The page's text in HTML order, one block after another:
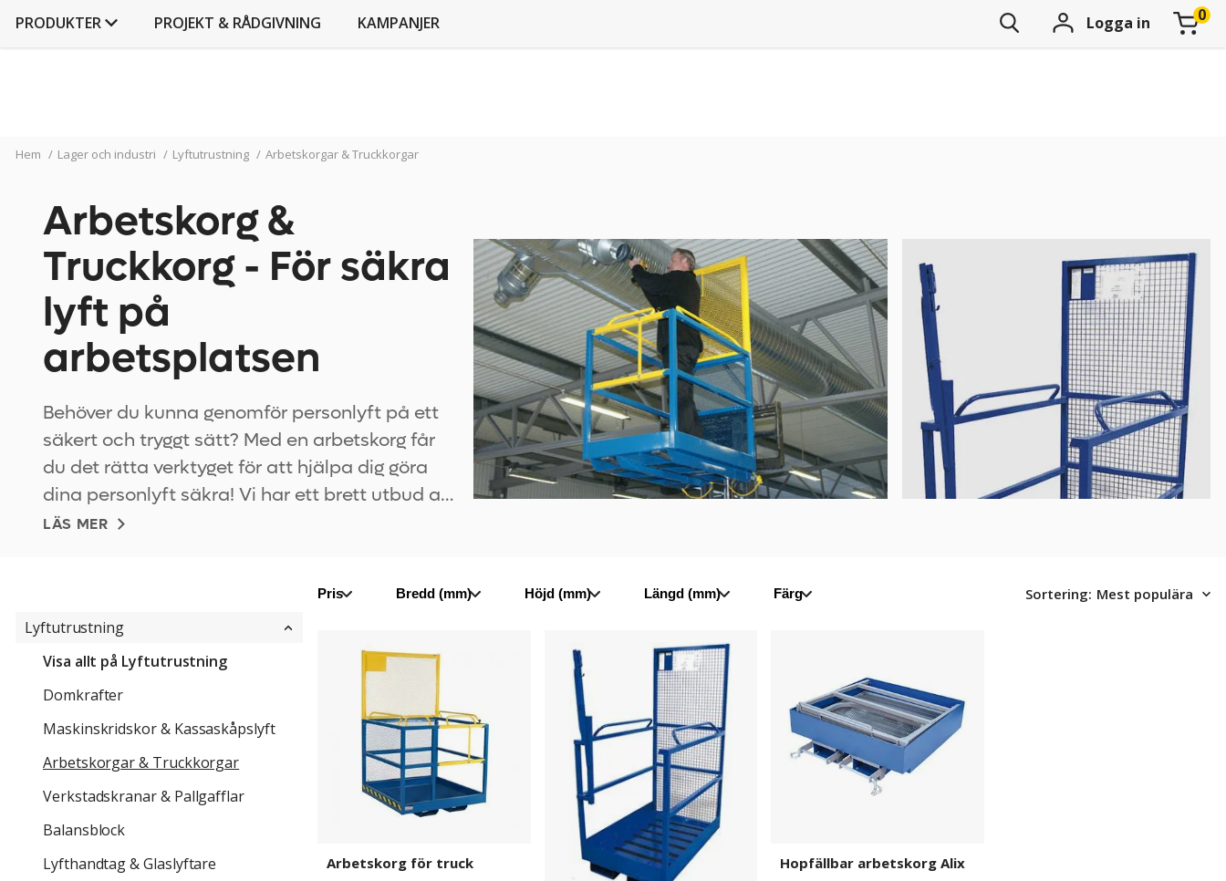
PRODUKTER PROJEKT & RÅDGIVNING KAMPANJER Logga in
Hem / Lager och industri / Lyftutrustning / Arbetskorgar & Truckkorgar
Arbetskorg &
Truckkorg - För säkra
lyft på
arbetsplatsen
Behöver du kunna genomför personlyft på ett
säkert och tryggt sätt? Med en arbetskorg får
du det rätta verktyget för att hjälpa dig göra
dina personlyft säkra! Vi har ett brett utbud av
arbetskorg för truck och truckkorg!Arbetskorg
LÄS MER
KONTOR OCH KONFERENS
LAGER OCH INDUSTRI
Verkstadsinredning
Omklädningsrum
Hyllor & Ställ
Lastpallar & Palltillbehör
Miljö & Avfallshantering
Säkerhet & Skydd
Personlig skyddsutrustning
Lyftutrustning
Visa allt på Lyftutrustning
Domkrafter
Maskinskridskor & Kassaskåpslyft
Arbetskorgar & Truckkorgar
Verkstadskranar & Pallgafflar
Balansblock
Lyfthandtag & Glaslyftare
Pris Bredd (mm) Höjd (mm) Längd (mm) Färg Sortering: Mest populära
Arbetskorg för truck
Garde
Hopfällbar arbetskorg Alix